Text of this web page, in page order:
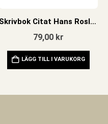
Skrivbok Citat Hans Rosling
79,00 kr
LÄGG TILL I VARUKORG